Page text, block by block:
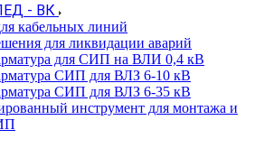
- ВК
кабельных линий
для ликвидации аварий
для СИП на ВЛИ 0,4 кВ
СИП для ВЛЗ 6-10 кВ
СИП для ВЛЗ 6-35 кВ
инструмент для монтажа и